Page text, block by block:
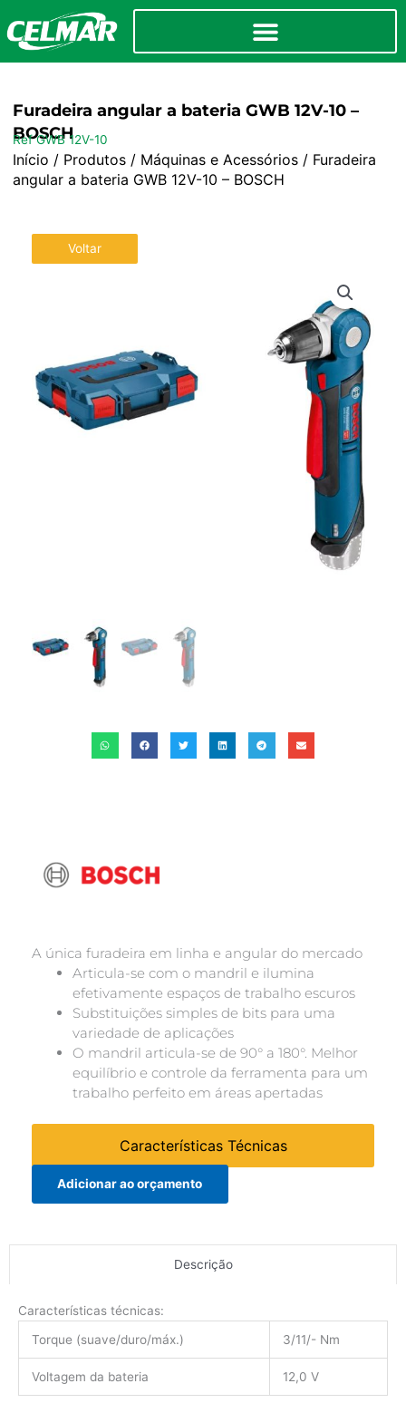
Furadeira angular a bateria GWB 12V-10 –
BOSCH
Ref GWB 12V-10
Início / Produtos/ Máquinas e Acessórios/ Furadeira
angular a bateria GWB 12V-10 – BOSCH
Voltar
A única furadeira em linha e angular do mercado
Articula-se com o mandril e ilumina
efetivamente espaços de trabalho escuros
Substituições simples de bits para uma
variedade de aplicações
O mandril articula-se de 90° a 180°. Melhor
equilíbrio e controle da ferramenta para um
trabalho perfeito em áreas apertadas
Características Técnicas
Adicionar ao orçamento
Descrição
Características técnicas:
Torque (suave/duro/máx.)
3/11/- Nm
Voltagem da bateria 12,0 V